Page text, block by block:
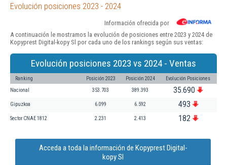
Evolución posiciones 2023 - 2024
Información ofrecida por
A continuación le mostramos la evolución de posiciones entre 2023 y 2024 de
Kopyprest Digital-kopy Sl por cada uno de los rankings según sus ventas:
Evolución posiciones 2023 vs 2024 - Ventas
Ranking Posición 2023 Posición 2024 Evolución Posiciones
Nacional 353.703 389.393 35.690
Gipuzkoa 6.099 6.592 493
Sector CNAE 1812 2.231 2.413 182
Acceda a toda la información de Kopyprest Digital-
kopy Sl